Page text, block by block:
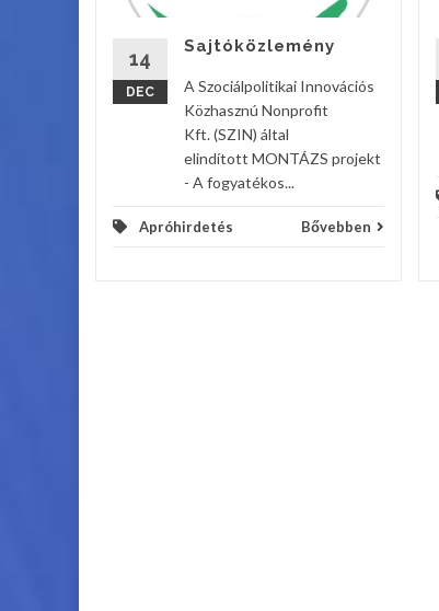
14
DEC
Sajtóközlemény
A Szociálpolitikai Innovációs
Közhasznú Nonprofit
Kft. (SZIN) által
elindított MONTÁZS projekt
- A fogyatékos...
Apróhirdetés Bővebben